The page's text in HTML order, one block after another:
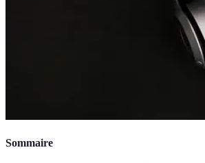
Sommaire